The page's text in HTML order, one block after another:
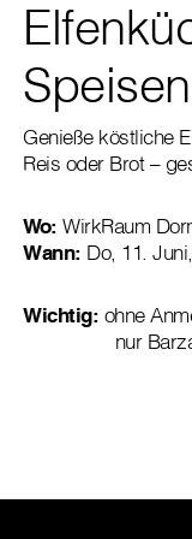
Genieße köstliche
Reis oder Brot –
Wo: WirkRaum
Wann: Do, 11.
Wichtig: ohne
nur